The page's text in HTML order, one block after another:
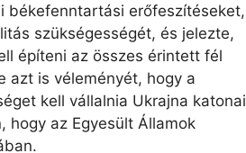
békefenntartási erőfeszítéseket,
szükségességét, és jelezte,
építeni az összes érintett fél
azt is véleményét, hogy a
kell vállalnia Ukrajna katonai
az Egyesült Államok